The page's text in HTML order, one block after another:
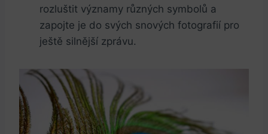
rozluštit významy různých symbolů a
zapojte je do svých snových fotografií pro
ještě silnější zprávu.